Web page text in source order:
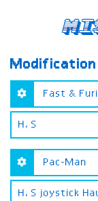
Modification